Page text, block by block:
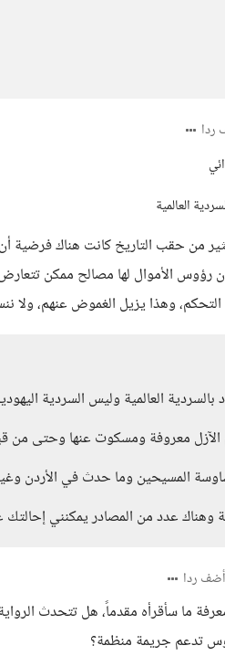
العالمية
حقب التاريخ كانت هناك فرضية أن
رؤوس الأموال لها مصالح ممكن
وهذا يزيل الغموض عنهم، ولا
العالمية وليس السردية
معروفة ومسكوت عنها وحتى من
المسيحين وما حدث في الأردن
وهناك عدد من المصادر يمكنني إحالتك
أضف ردا
ما سأقرأه مقدماً، هل تتحدث
تدعم جريمة منظمة؟